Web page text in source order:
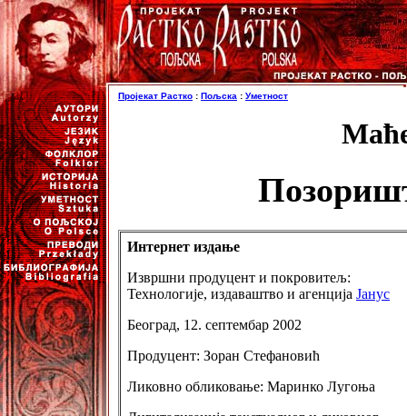
Пројекат Растко : Пољска : Уметност
Интернет издање
Извршни продуцент и покровитељ:
Технологије, издаваштво и агенција Јанус
Београд, 12. септембар 2002
Продуцент: Зоран Стефановић
Ликовно обликовање: Маринко Лугоња